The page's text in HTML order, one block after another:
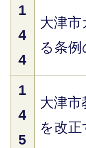
1
4
4
大津
る条
1
4
5
大津
を改